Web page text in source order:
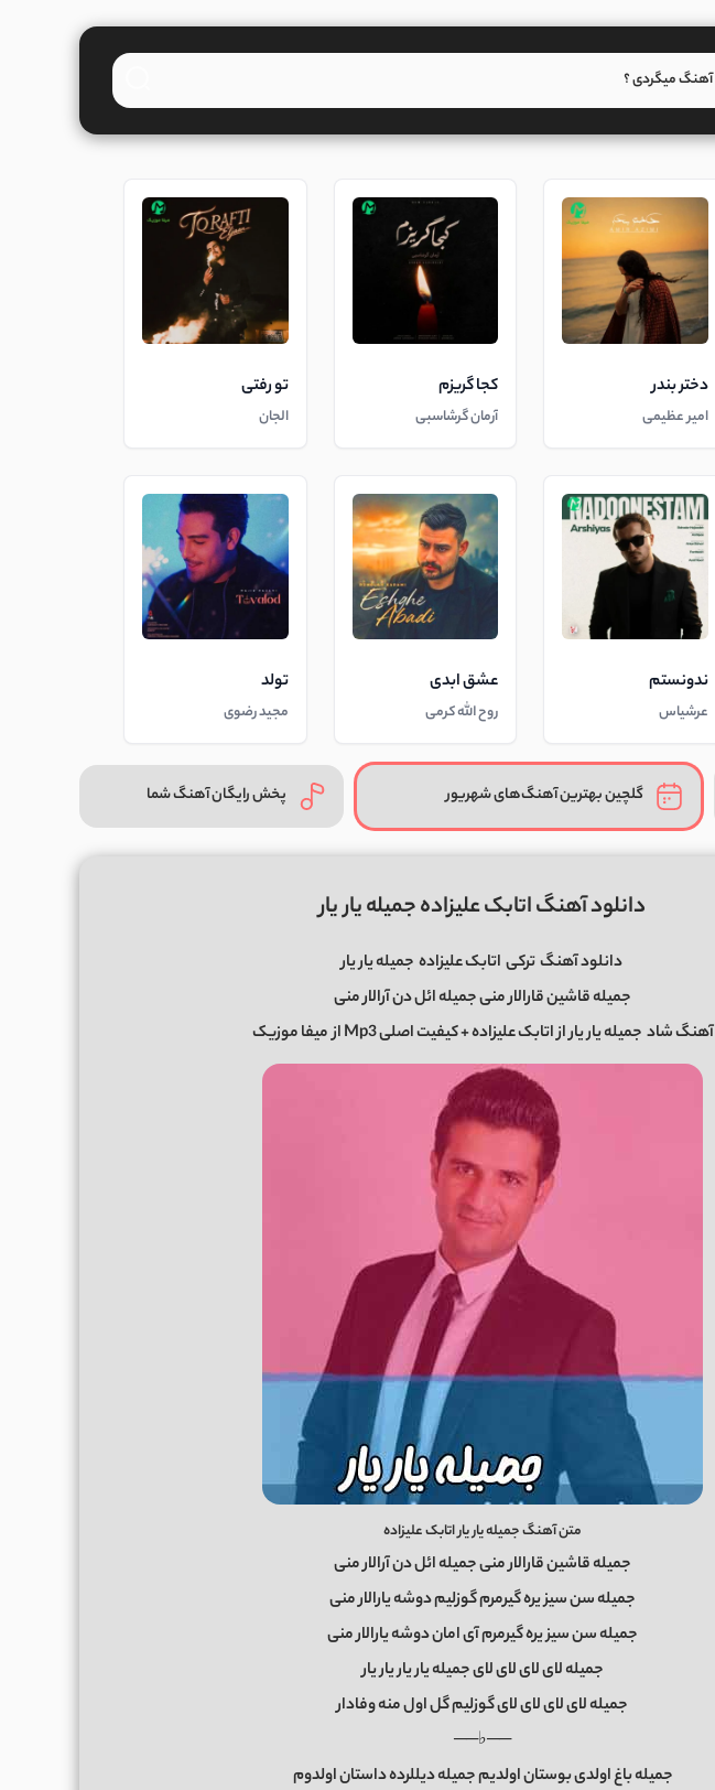
دختر بندر
امیر عظیمی
کجا گریزم
آرمان گرشاسبی
تو رفتی
الجان
ندونستم
عرشیاس
عشق ابدی
روح الله کرمی
تولد
مجید رضوی
گلچین بهترین آهنگ‌های شهریور پخش رایگان آهنگ شما
دانلود آهنگ اتابک علیزاده جمیله یار یار
دانلود آهنگترکی اتابک علیزاده جمیله یار یار
جمیله قاشین قارالار منی جمیله ائل دن آرالار منی
آهنگ شاد جمیله یار یارازاتابک علیزاده+ کیفیت اصلی Mp3 از میفا موزیک
متن آهنگ جمیله یار یار اتابک علیزاده
جمیله قاشین قارالار منی جمیله ائل دن آرالار منی
جمیله سن سیز یره گیرمرم گوزلیم دوشه یارالار منی
جمیله سن سیز یره گیرمرم آی امان دوشه یارالار منی
جمیله لای لای لای لای جمیله یار یار یار یار
جمیله لای لای لای لای گوزلیم گل اول منه وفادار
──♭──
جمیله باغ اولدی بوستان اولدیم جمیله دیللرده داستان اولدوم